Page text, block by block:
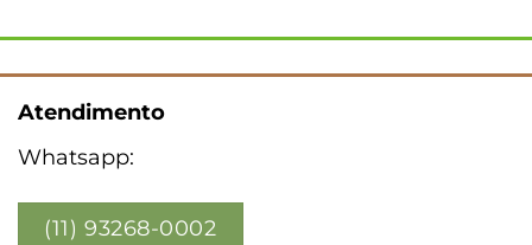
Atendimento
Whatsapp:
(11) 93268-0002